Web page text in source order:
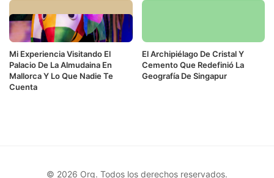
Mi Experiencia Visitando El
Palacio De La Almudaina En
Mallorca Y Lo Que Nadie Te
Cuenta
El Archipiélago De Cristal Y
Cemento Que Redefinió La
Geografía De Singapur
© 2026 Org. Todos los derechos reservados.